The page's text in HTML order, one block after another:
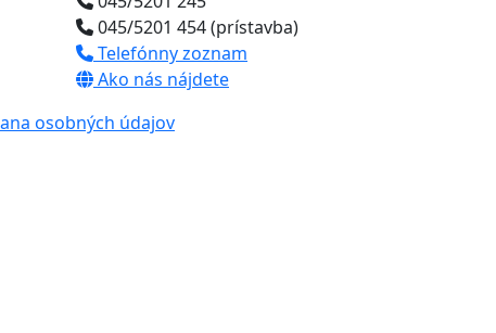
045/5201 454 (prístavba)
Telefónny zoznam
Ako nás nájdete
osobných údajov